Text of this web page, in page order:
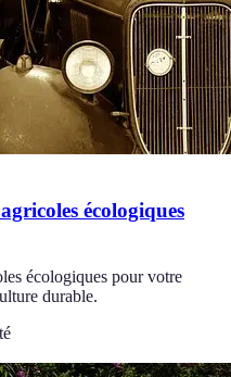
écologiques
écologiques pour votre
durable.